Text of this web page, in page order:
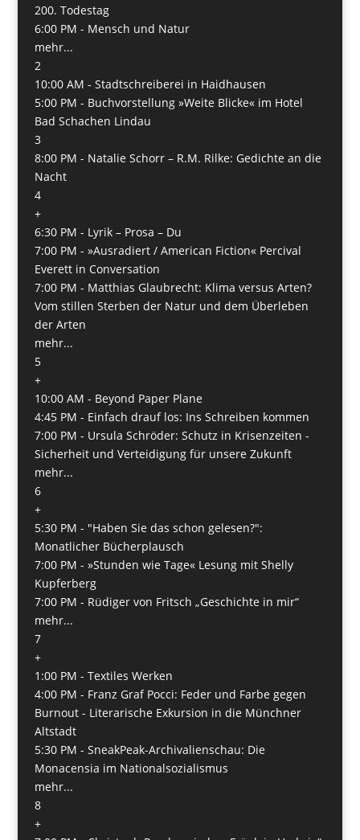
200. Todestag
6:00 PM - Mensch und Natur
mehr...
2
10:00 AM - Stadtschreiberei in Haidhausen
5:00 PM - Buchvorstellung »Weite Blicke« im Hotel
Bad Schachen Lindau
3
8:00 PM - Natalie Schorr – R.M. Rilke: Gedichte an die
Nacht
4
+
6:30 PM - Lyrik – Prosa – Du
7:00 PM - »Ausradiert / American Fiction« Percival
Everett in Conversation
7:00 PM - Matthias Glaubrecht: Klima versus Arten?
Vom stillen Sterben der Natur und dem Überleben
der Arten
mehr...
5
+
10:00 AM - Beyond Paper Plane
4:45 PM - Einfach drauf los: Ins Schreiben kommen
7:00 PM - Ursula Schröder: Schutz in Krisenzeiten -
Sicherheit und Verteidigung für unsere Zukunft
mehr...
6
+
5:30 PM - "Haben Sie das schon gelesen?":
Monatlicher Bücherplausch
7:00 PM - »Stunden wie Tage« Lesung mit Shelly
Kupferberg
7:00 PM - Rüdiger von Fritsch „Geschichte in mir“
mehr...
7
+
1:00 PM - Textiles Werken
4:00 PM - Franz Graf Pocci: Feder und Farbe gegen
Burnout - Literarische Exkursion in die Münchner
Altstadt
5:30 PM - SneakPeak-Archivalienschau: Die
Monacensia im Nationalsozialismus
mehr...
8
+